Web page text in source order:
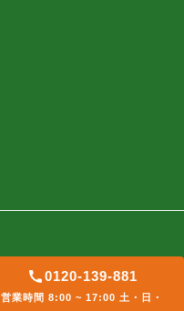
0120-139-881
営業時間 8:00 ~ 17:00 土・日・